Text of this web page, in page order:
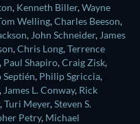
, Kenneth Biller,Wayne
Welling,Charles Beeson,
, John Schneider, James
,Chris Long,Terrence
, Paul Shapiro,Craig Zisk,
, Philip Sgriccia,
, James L. Conway, Rick
,Turi Meyer,Steven S.
Petry, Michael